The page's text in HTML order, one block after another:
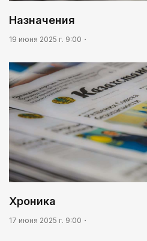
Назначения
19 июня 2025 г. 9:00
Хроника
17 июня 2025 г. 9:00